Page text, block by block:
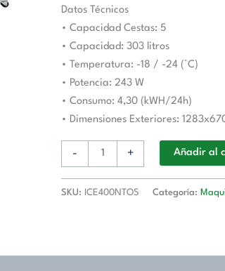
Datos Técnicos
• Capacidad Cestas: 5
• Capacidad: 303 litros
• Temperatura: -18 / -24 (°C)
• Potencia: 243 W
• Consumo: 4,30 (kWH/24h)
• Dimensiones Exteriores:
-
x670
x895h
mm
AVEIRO
ICE400NTOS
cantidad
+ Añadir al
SKU: ICE400NTOS Categoría: